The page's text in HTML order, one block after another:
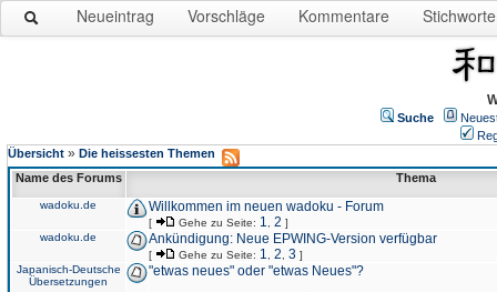
Neueintrag Vorschläge Kommentare Stichworte
Suche
Übersicht » Die heissesten Themen
Name des Forums
Thema
wadoku.de Willkommen im neuen wadoku - Forum
[ Gehe zu Seite: 1 2 ]
wadoku.de
Ankündigung: Neue EPWING-Version verfügbar
[ Gehe zu Seite: 1 2 3 ]
Japanisch-Deutsche
Übersetzungen
"etwas neues" oder "etwas Neues"?